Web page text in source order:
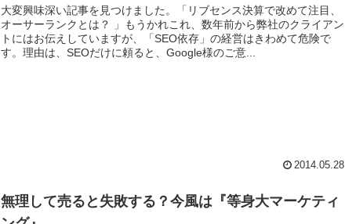
大変興味深い記事を見つけました。「リブセンス決算で改めて注目、
オーサーランクとは？ 」もうかれこれ、数年前から弊社のクライアン
トにはお伝えしていますが、「SEO依存」の経営はきわめて危険で
す。理由は、SEOだけに頼ると、Google様のご意...
2014.05.28
無理して売ると失敗する？今風は『等身大マーケティ